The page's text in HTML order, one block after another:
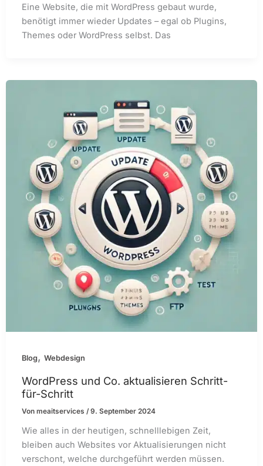
Eine Website, die mit WordPress gebaut wurde,
benötigt immer wieder Updates – egal ob Plugins,
Themes oder WordPress selbst. Das
Blog,Webdesign
WordPress und Co. aktualisieren Schritt-
für-Schritt
Vonmeaitservices /9. September 2024
Wie alles in der heutigen, schnelllebigen Zeit,
bleiben auch Websites vor Aktualisierungen nicht
verschont, welche durchgeführt werden müssen.